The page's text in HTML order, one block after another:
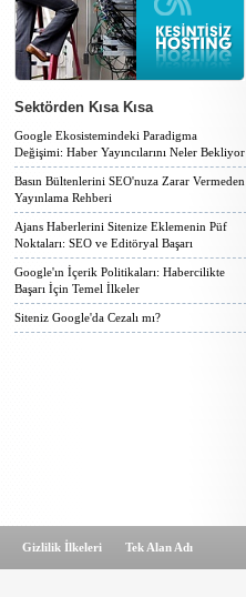
Sektörden Kısa Kısa
Google Ekosistemindeki Paradigma
Değişimi: Haber Yayıncılarını Neler Bekliyor
Basın Bültenlerini SEO'nuza Zarar Vermeden
Yayınlama Rehberi
Ajans Haberlerini Sitenize Eklemenin Püf
Noktaları: SEO ve Editöryal Başarı
Google'ın İçerik Politikaları: Habercilikte
Başarı İçin Temel İlkeler
Siteniz Google'da Cezalı mı?
Gizlilik İlkeleri Tek Alan Adı